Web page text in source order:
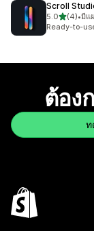
Scroll
5.0เต็ม 5 ดาว
(4)
ทั้งหมด 4 รีวิว
•มีแ
Ready-to-
ต้อง
ท